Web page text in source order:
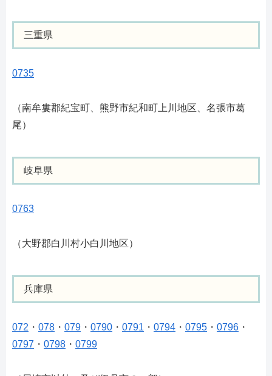
三重県
0735
（南牟婁郡紀宝町、熊野市紀和町上川地区、名張市葛
尾）
岐阜県
0763
（大野郡白川村小白川地区）
兵庫県
072 ・ 078 ・ 079 ・ 0790 ・ 0791 ・ 0794 ・ 0795 ・ 0796 ・
0797 ・ 0798 ・ 0799